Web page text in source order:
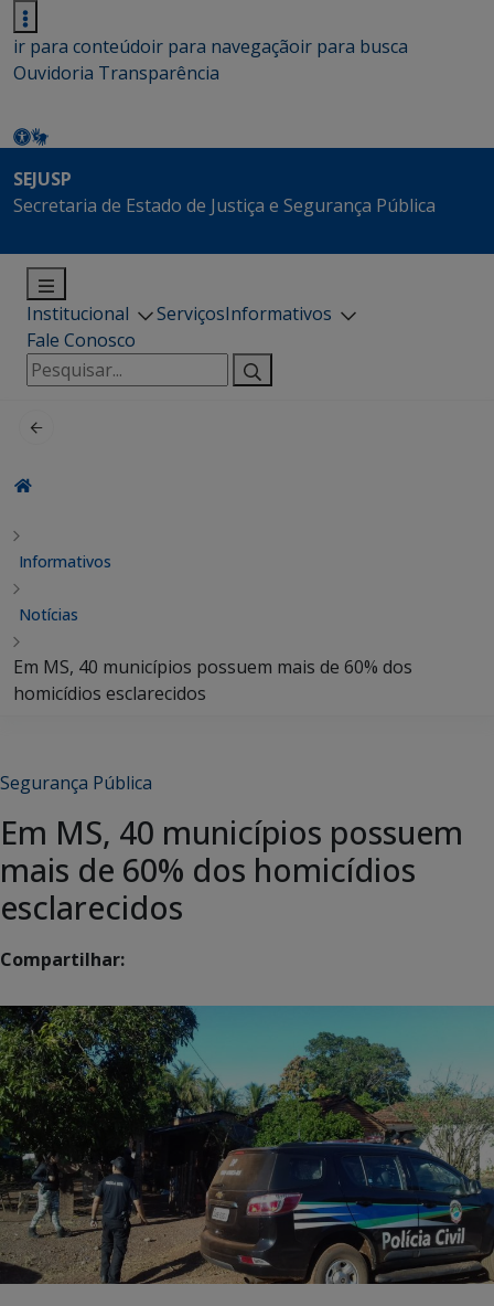
ir para conteúdoir para navegaçãoir para busca
Ouvidoria Transparência
SEJUSP
Secretaria de Estado de Justiça e Segurança Pública
Institucional ServiçosInformativos
Fale Conosco
Pesquisar
por:
Informativos
Notícias
Em MS, 40 municípios possuem mais de 60% dos
homicídios esclarecidos
Segurança Pública
Em MS, 40 municípios possuem
mais de 60% dos homicídios
esclarecidos
Compartilhar: